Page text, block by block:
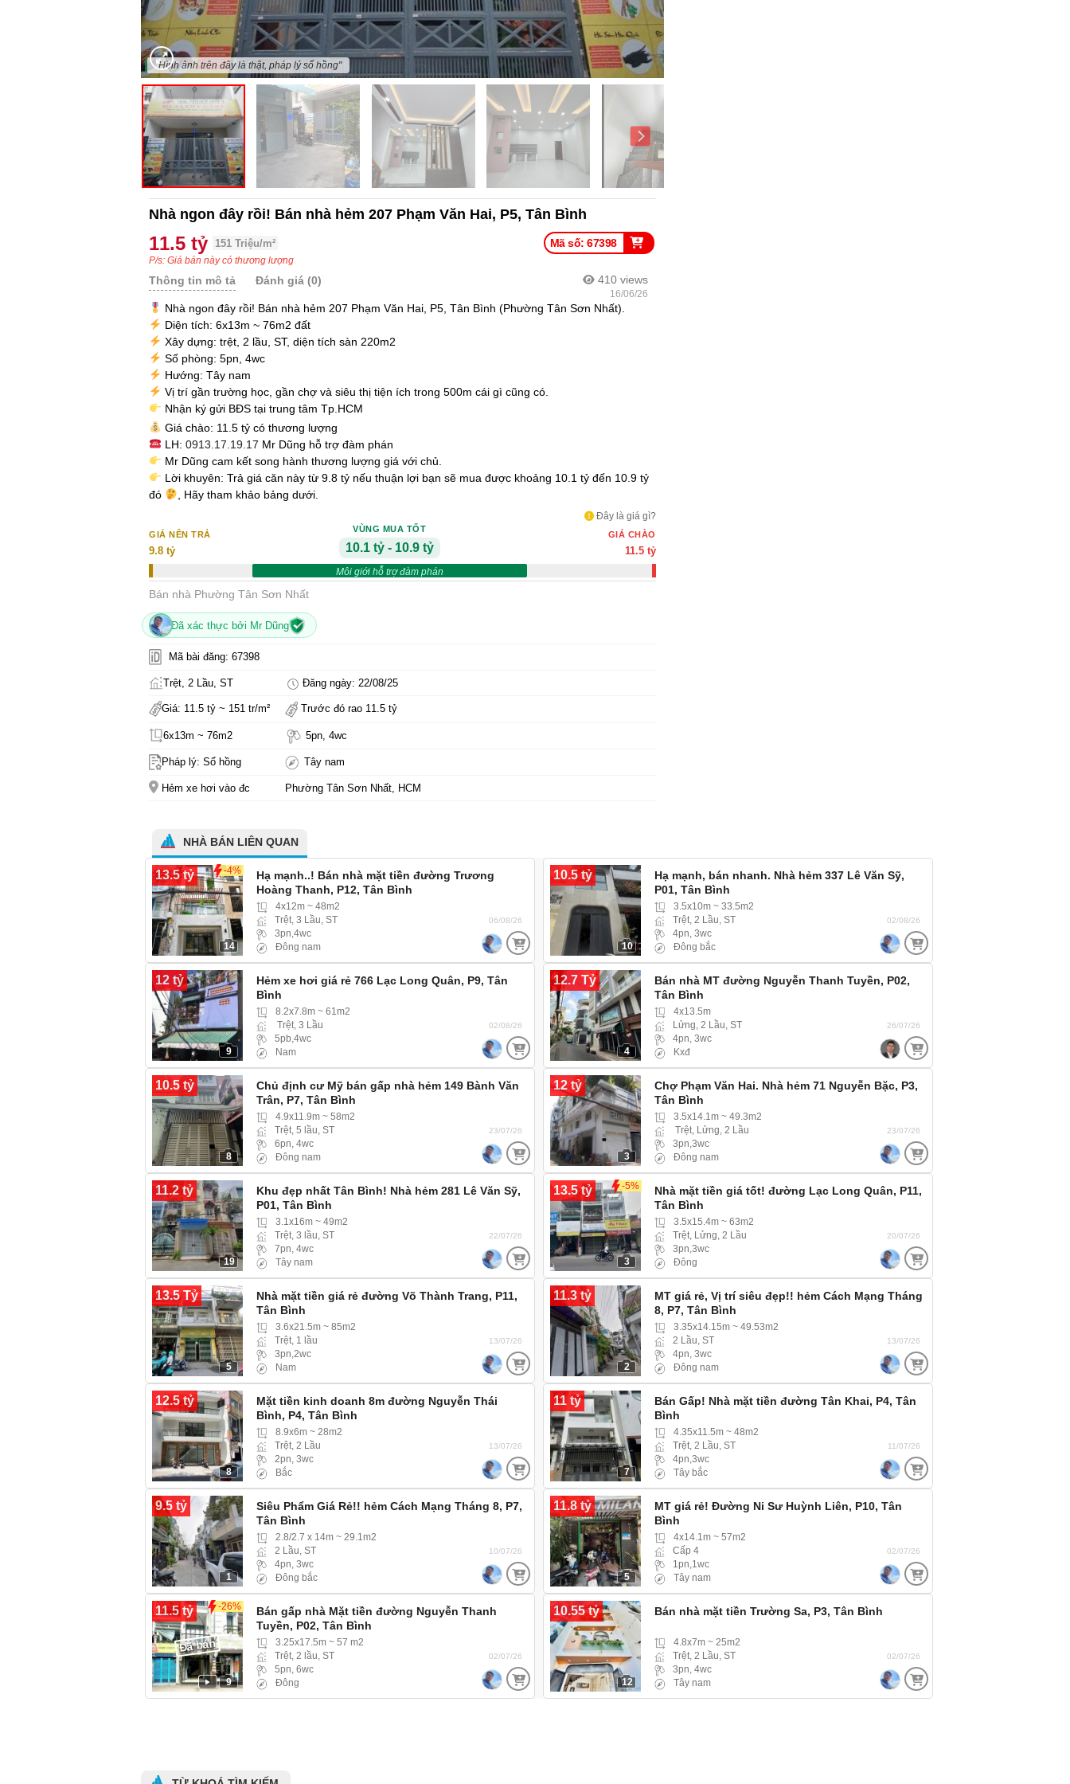
"Hình ảnh trên đây là thật, pháp lý sổ hồng"
Nhà ngon đây rồi! Bán nhà hẻm 207 Phạm Văn Hai, P5, Tân Bình
Mã số: 67398
11.5 tỷ 151 Triệu/m²
P/s: Giá bán này có thương lượng
410 views
16/06/26
Thông tin mô tả Đánh giá (0)
Nhà ngon đây rồi! Bán nhà hẻm 207 Phạm Văn Hai, P5, Tân Bình (Phường Tân Sơn Nhất).
Diện tích: 6x13m ~ 76m2 đất
Xây dựng: trệt, 2 lầu, ST, diện tích sàn 220m2
Số phòng: 5pn, 4wc
Hướng: Tây nam
Vị trí gần trường học, gần chợ và siêu thị tiện ích trong 500m cái gì cũng có.
Nhận ký gửi BĐS tại trung tâm Tp.HCM
Giá chào: 11.5 tỷ có thương lượng
LH: 0913.17.19.17 Mr Dũng hỗ trợ đàm phán
Mr Dũng cam kết song hành thương lượng giá với chủ.
Lời khuyên: Trả giá căn này từ 9.8 tỷ nếu thuận lợi bạn sẽ mua được khoảng 10.1 tỷ đến 10.9 tỷ
đó
, Hãy tham khảo bảng dưới.
Đây là giá gì?
GIÁ NÊN TRẢ
9.8 tỷ
VÙNG MUA TỐT
10.1 tỷ - 10.9 tỷ
Môi giới hỗ trợ đàm phán
GIÁ CHÀO
11.5 tỷ
Bán nhà Phường Tân Sơn Nhất
Đã xác thực bởi Mr Dũng
Mã bài đăng: 67398
Trệt, 2 Lầu, ST Đăng ngày: 22/08/25
Giá: 11.5 tỷ ~ 151 tr/m² Trước đó rao 11.5 tỷ
6x13m ~ 76m2 5pn, 4wc
Pháp lý: Sổ hồng Tây nam
Hẻm xe hơi vào đc Phường Tân Sơn Nhất, HCM
NHÀ BÁN LIÊN QUAN
13.5 tỷ -4%
14
Hạ mạnh..! Bán nhà mặt tiền đường Trương
Hoàng Thanh, P12, Tân Bình
4x12m ~ 48m2
Trệt, 3 Lầu, ST
3pn,4wc
Đông nam
06/08/26
10.5 tỷ
10
Hạ mạnh, bán nhanh. Nhà hẻm 337 Lê Văn Sỹ,
P01, Tân Bình
3.5x10m ~ 33.5m2
Trệt, 2 Lầu, ST
4pn, 3wc
Đông bắc
02/08/26
12 tỷ
9
Hẻm xe hơi giá rẻ 766 Lạc Long Quân, P9, Tân
Bình
8.2x7.8m ~ 61m2
Trệt, 3 Lầu
5pb,4wc
Nam
02/08/26
12.7 Tỷ
4
Bán nhà MT đường Nguyễn Thanh Tuyền, P02,
Tân Bình
4x13.5m
Lửng, 2 Lầu, ST
4pn, 3wc
Kxđ
26/07/26
10.5 tỷ
8
Chủ định cư Mỹ bán gấp nhà hẻm 149 Bành Văn
Trân, P7, Tân Bình
4.9x11.9m ~ 58m2
Trệt, 5 lầu, ST
6pn, 4wc
Đông nam
23/07/26
12 tỷ
3
Chợ Phạm Văn Hai. Nhà hẻm 71 Nguyễn Bặc, P3,
Tân Bình
3.5x14.1m ~ 49.3m2
Trệt, Lửng, 2 Lầu
3pn,3wc
Đông nam
23/07/26
11.2 tỷ
19
Khu đẹp nhất Tân Bình! Nhà hẻm 281 Lê Văn Sỹ,
P01, Tân Bình
3.1x16m ~ 49m2
Trệt, 3 lầu, ST
7pn, 4wc
Tây nam
22/07/26
13.5 tỷ -5%
3
Nhà mặt tiền giá tốt! đường Lạc Long Quân, P11,
Tân Bình
3.5x15.4m ~ 63m2
Trệt, Lửng, 2 Lầu
3pn,3wc
Đông
20/07/26
13.5 Tỷ
5
Nhà mặt tiền giá rẻ đường Võ Thành Trang, P11,
Tân Bình
3.6x21.5m ~ 85m2
Trệt, 1 lầu
3pn,2wc
Nam
13/07/26
11.3 tỷ
2
MT giá rẻ, Vị trí siêu đẹp!! hẻm Cách Mạng Tháng
8, P7, Tân Bình
3.35x14.15m ~ 49.53m2
2 Lầu, ST
4pn, 3wc
Đông nam
13/07/26
12.5 tỷ
8
Mặt tiền kinh doanh 8m đường Nguyễn Thái
Bình, P4, Tân Bình
8.9x6m ~ 28m2
Trệt, 2 Lầu
2pn, 3wc
Bắc
13/07/26
11 tỷ
7
Bán Gấp! Nhà mặt tiền đường Tân Khai, P4, Tân
Bình
4.35x11.5m ~ 48m2
Trệt, 2 Lầu, ST
4pn,3wc
Tây bắc
11/07/26
9.5 tỷ
1
Siêu Phẩm Giá Rẻ!! hẻm Cách Mạng Tháng 8, P7,
Tân Bình
2.8/2.7 x 14m ~ 29.1m2
2 Lầu, ST
4pn, 3wc
Đông bắc
10/07/26
11.8 tỷ
5
MT giá rẻ! Đường Ni Sư Huỳnh Liên, P10, Tân
Bình
4x14.1m ~ 57m2
Cấp 4
1pn,1wc
Tây nam
02/07/26
11.5 tỷ -26%
9
Đã bán
Bán gấp nhà Mặt tiền đường Nguyễn Thanh
Tuyền, P02, Tân Bình
3.25x17.5m ~ 57 m2
Trệt, 2 lầu, ST
5pn, 6wc
Đông
02/07/26
10.55 tỷ
12
Bán nhà mặt tiền Trường Sa, P3, Tân Bình
4.8x7m ~ 25m2
Trệt, 2 Lầu, ST
3pn, 4wc
Tây nam
02/07/26